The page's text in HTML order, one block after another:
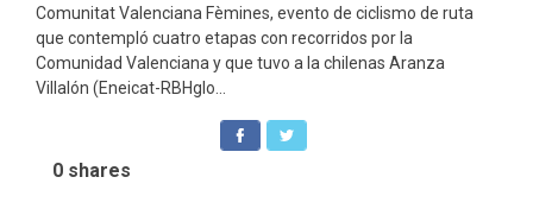
Comunitat Valenciana Fèmines, evento de ciclismo de ruta
que contempló cuatro etapas con recorridos por la
Comunidad Valenciana y que tuvo a la chilenas Aranza
Villalón (Eneicat-RBHglo...
0 shares